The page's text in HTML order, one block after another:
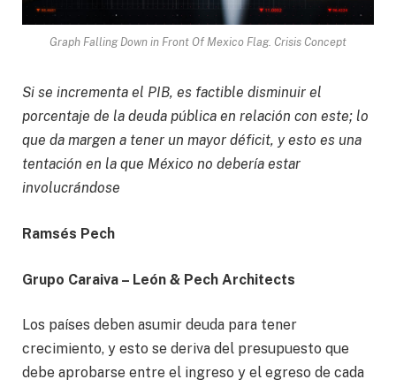
Graph Falling Down in Front Of Mexico Flag. Crisis Concept
Si se incrementa el PIB, es factible disminuir el
porcentaje de la deuda pública en relación con este; lo
que da margen a tener un mayor déficit, y esto es una
tentación en la que México no debería estar
involucrándose
Ramsés Pech
Grupo Caraiva – León & Pech Architects
Los países deben asumir deuda para tener
crecimiento, y esto se deriva del presupuesto que
debe aprobarse entre el ingreso y el egreso de cada